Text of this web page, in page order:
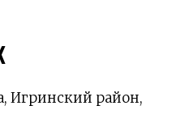
Игринский район,